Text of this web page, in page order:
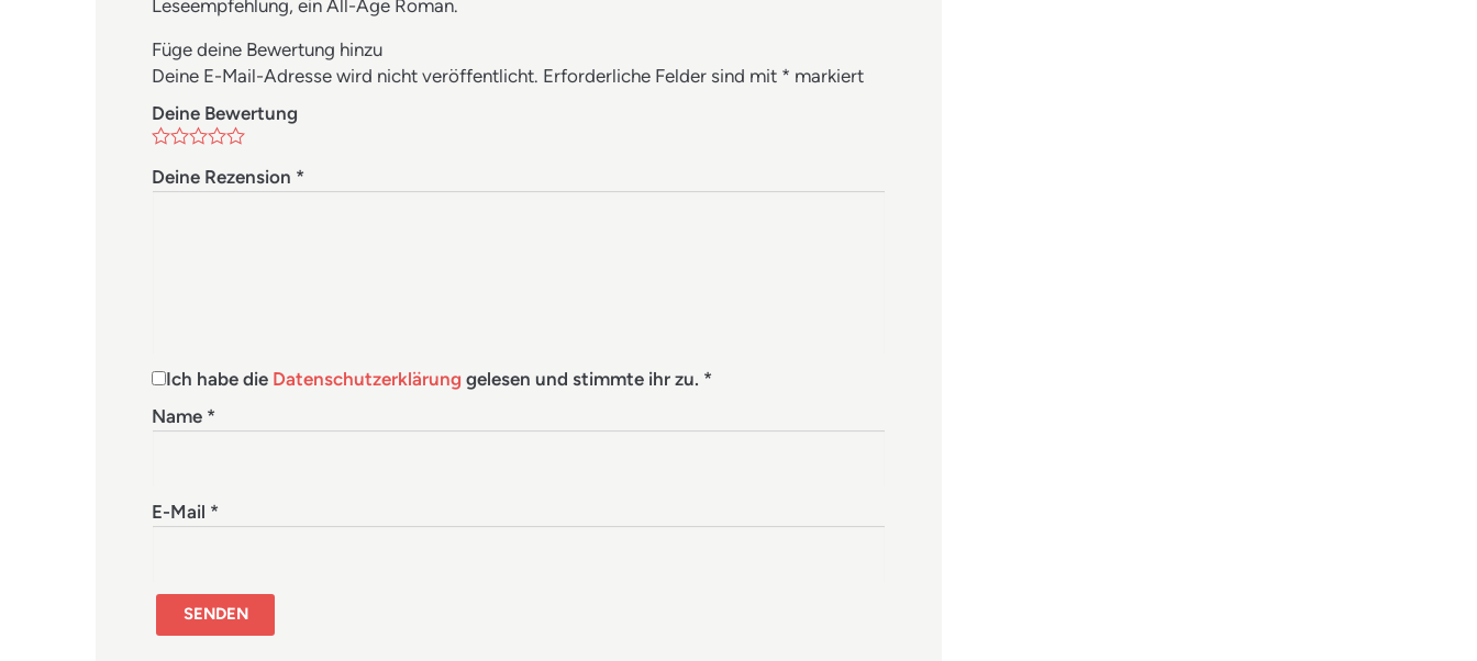
Leseempfehlung, ein All-Age Roman.
Füge deine Bewertung hinzu
Deine E-Mail-Adresse wird nicht veröffentlicht. Erforderliche Felder sind mit * markiert
Deine Bewertung
Deine Rezension *
Ich habe die Datenschutzerklärung gelesen und stimmte ihr zu. *
Name *
E-Mail *